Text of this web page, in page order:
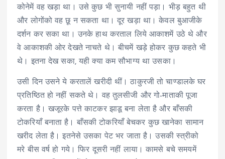
कोनेमें वह खड़ा था। उसे कुछ भी सुनायी नहीं पड़ा। भीड़ बहुत थी
और लोगोंको वह छू न सकता था। दूर खड़ा था। केवल बुआजीके
दर्शन कर सका था। उनके हाथ करताल लिये आकाशमें उठे थे और
वे आकाशकी ओर देखते नाचते थे। बीचमें खड़े होकर कुछ कहते भी
थे। इतना देख सका, यही क्या कम सौभाग्य था उसका।
उसी दिन उसने ये करतालें खरीदी थीं। ठाकुरजी तो चाण्डालके घर
प्रतिष्ठित हो नहीं सकते थे। वह तुलसीजी और गो-माताकी पूजा
करता है। खजूरके पत्ते काटकर झाडू बना लेता है और बाँसकी
टोकरियाँ बनाता है। बाँसकी टोकरियाँ बेचकर कुछ खानेका सामान
खरीद लेता है। इतनेसे उसका पेट भर जाता है। उसकी स्त्रीको
मरे बीस वर्ष हो गये। फिर दूसरी नहीं लाया। कामसे बचे समयमें